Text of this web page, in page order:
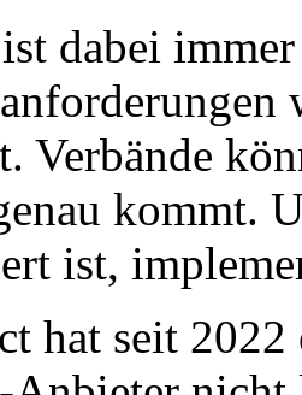
dabei
Verbände
kommt.
ist,
hat seit